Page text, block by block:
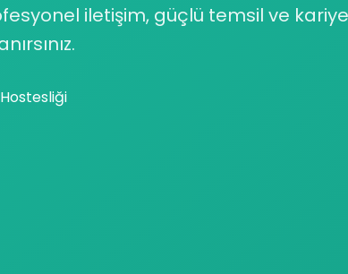
iletişim, güçlü temsil ve